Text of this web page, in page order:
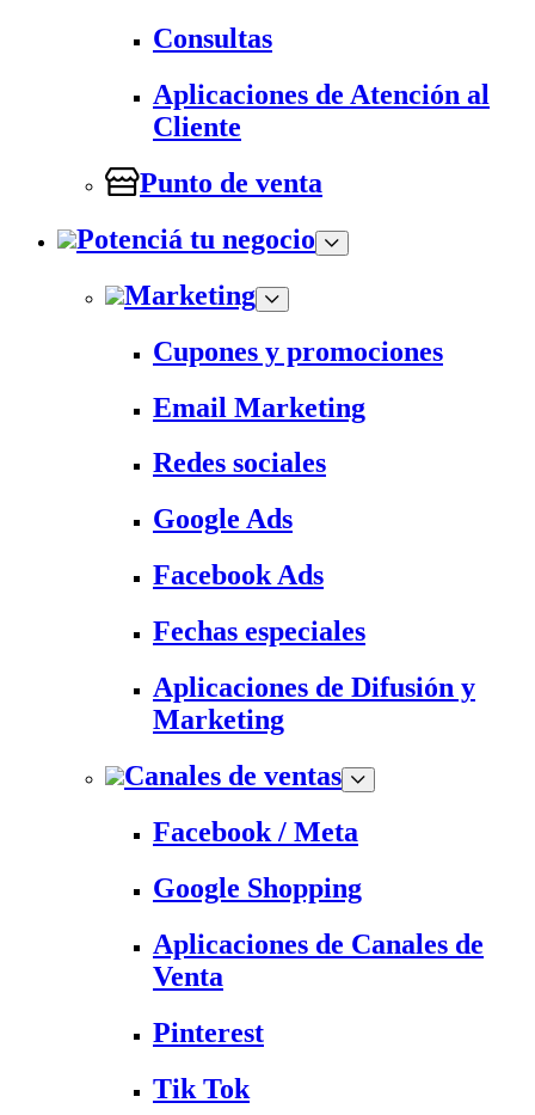
Consultas
Aplicaciones de Atención al
Cliente
Punto de venta
Potenciá tu negocio
Marketing
Cupones y promociones
Email Marketing
Redes sociales
Google Ads
Facebook Ads
Fechas especiales
Aplicaciones de Difusión y
Marketing
Canales de ventas
Facebook / Meta
Google Shopping
Aplicaciones de Canales de
Venta
Pinterest
Tik Tok